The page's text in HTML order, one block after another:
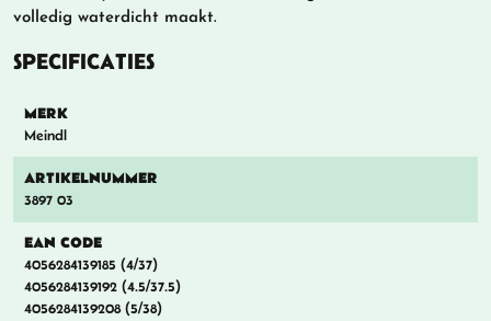
volledig waterdicht maakt.
SPECIFICATIES
MERK
Meindl
ARTIKELNUMMER
3897 03
EAN CODE
4056284139185 (4/37)
4056284139192 (4.5/37.5)
4056284139208 (5/38)